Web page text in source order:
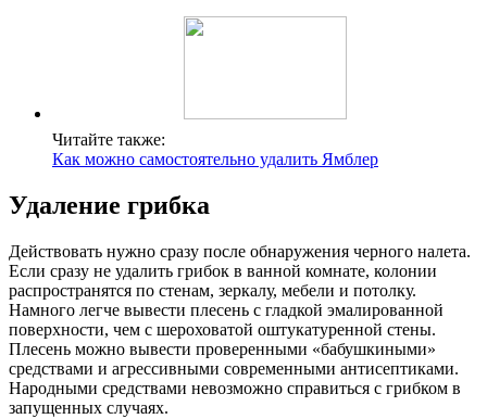
Читайте также:
Как можно самостоятельно удалить Ямблер
Удаление грибка
Действовать нужно сразу после обнаружения черного налета.
Если сразу не удалить грибок в ванной комнате, колонии
распространятся по стенам, зеркалу, мебели и потолку.
Намного легче вывести плесень с гладкой эмалированной
поверхности, чем с шероховатой оштукатуренной стены.
Плесень можно вывести проверенными «бабушкиными»
средствами и агрессивными современными антисептиками.
Народными средствами невозможно справиться с грибком в
запущенных случаях.